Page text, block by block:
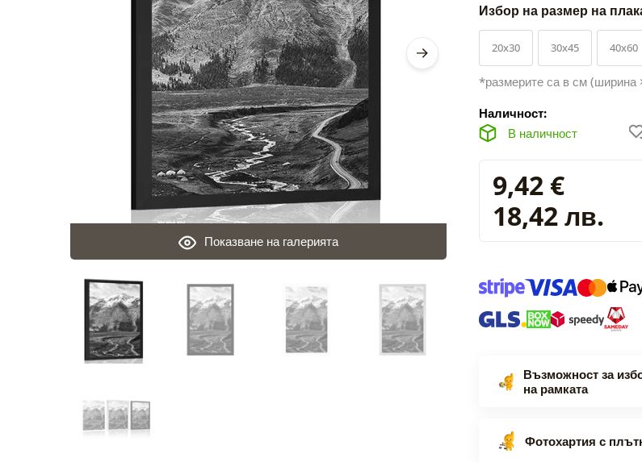
Показване на галерията
Избор на размер на
20x30 30x45 40x60
*размерите са в см (ширина
Наличност:
В наличност
9,42 €
18,42 лв.
Възможност за
на рамката
Фотохартия с